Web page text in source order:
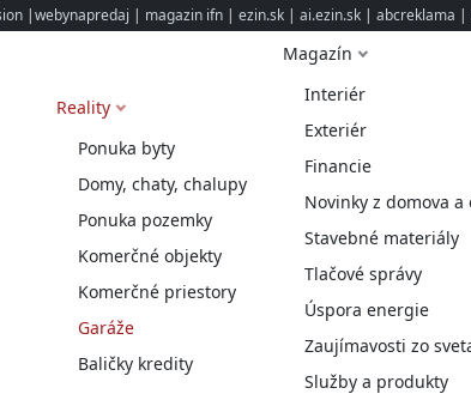
|webynapredaj | magazin ifn | ezin.sk | ai.ezin.sk | abcreklama |
Reality
Ponuka byty
Domy, chaty, chalupy
Ponuka pozemky
Komerčné objekty
Komerčné priestory
Garáže
Baličky kredity
Magazín
Interiér
Exteriér
Financie
Novinky z domova a
Stavebné materiály
Tlačové správy
Úspora energie
Zaujímavosti zo
Služby a produkty